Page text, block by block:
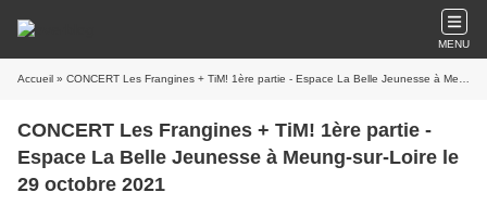
MENU
Accueil » CONCERT Les Frangines + TiM! 1ère partie - Espace La Belle Jeunesse à Meung-sur-Loire le 29 octobre 2021
CONCERT Les Frangines + TiM! 1ère partie -
Espace La Belle Jeunesse à Meung-sur-Loire le
29 octobre 2021